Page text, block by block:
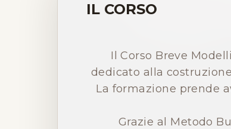
IL CORSO
Il Corso Breve
dedicato alla
La formazione prende
Grazie al Metodo